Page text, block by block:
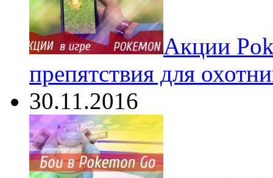
Акции
препятствия для
30.11.2016